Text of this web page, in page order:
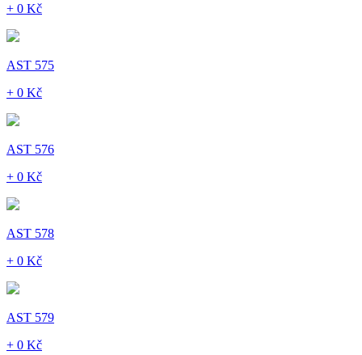
+ 0 Kč
AST 575
+ 0 Kč
AST 576
+ 0 Kč
AST 578
+ 0 Kč
AST 579
+ 0 Kč